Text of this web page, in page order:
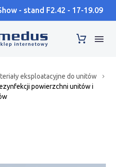
- stand F2.42 - 17-19.09
eksploatacyjne do unitów
powierzchni unitów i